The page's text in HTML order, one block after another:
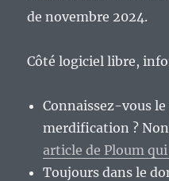
de novembre 2024.
Côté logiciel libre,
Connaissez-vous
merdification ?
article de Ploum
Toujours dans le